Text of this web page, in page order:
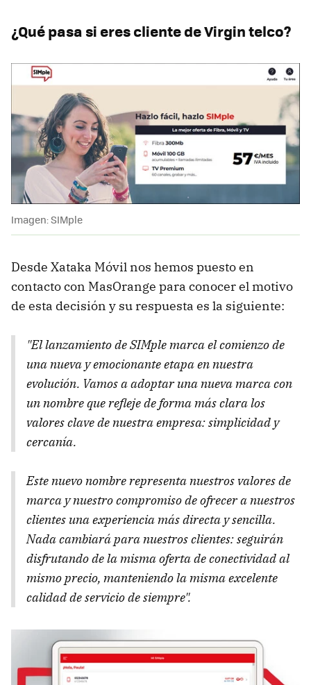
¿Qué pasa si eres cliente de Virgin telco?
Imagen: SIMple
Desde Xataka Móvil nos hemos puesto en
contacto con MasOrange para conocer el motivo
de esta decisión y su respuesta es la siguiente:
"El lanzamiento de SIMple marca el comienzo de
una nueva y emocionante etapa en nuestra
evolución. Vamos a adoptar una nueva marca con
un nombre que refleje de forma más clara los
valores clave de nuestra empresa: simplicidad y
cercanía.
Este nuevo nombre representa nuestros valores de
marca y nuestro compromiso de ofrecer a nuestros
clientes una experiencia más directa y sencilla.
Nada cambiará para nuestros clientes: seguirán
disfrutando de la misma oferta de conectividad al
mismo precio, manteniendo la misma excelente
calidad de servicio de siempre".